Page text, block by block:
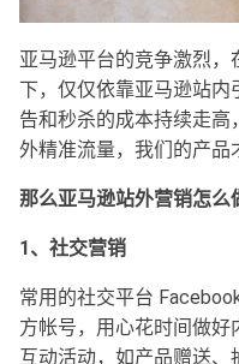
亚马逊平台的竞争激烈
下，仅仅依靠亚马逊站
告和秒杀的成本持续走
外精准流量，我们的产品
那么亚马逊站外营销怎么
1、社交营销
常用的社交平台
方帐号，用心花时间做
互动活动，如产品赠送、